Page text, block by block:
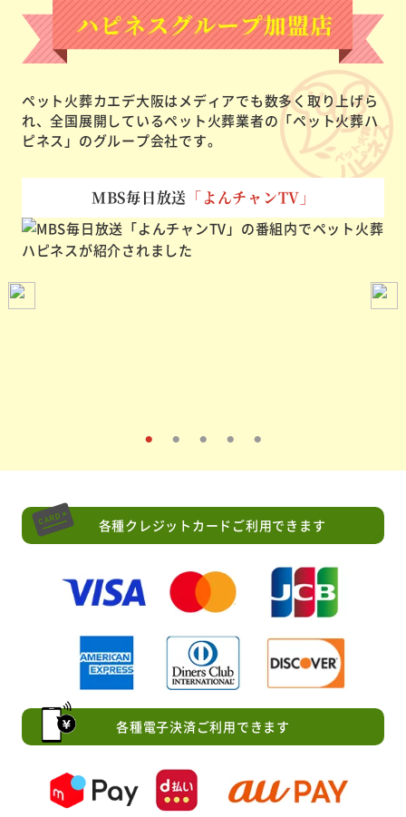
ペット火葬カエデ大阪はメディアでも数多く取り上げら
れ、全国展開しているペット火葬業者の「ペット火葬ハ
ピネス」のグループ会社です。
MBS毎日放送 「よんチャンTV」
各種クレジットカードご利用できます
各種電子決済ご利用できます